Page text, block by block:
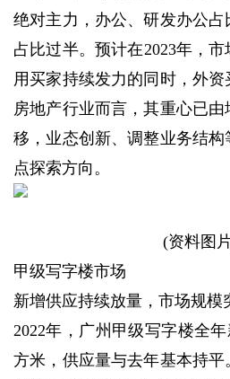
绝对主力，办公、研发办公
占比过半。预计在2023年，
用买家持续发力的同时，外
房地产行业而言，其重心已
移，业态创新、调整业务结
点探索方向。
(资料图
甲级写字楼市场
新增供应持续放量，市场规模
2022年，广州甲级写字楼全
方米，供应量与去年基本持